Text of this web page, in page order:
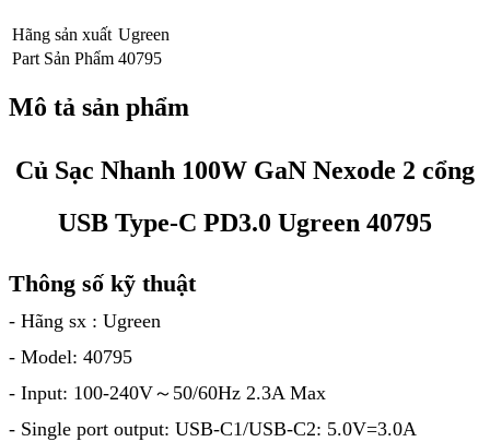
Hãng sản xuất Ugreen
Part Sản Phẩm 40795
Mô tả sản phẩm
Củ Sạc Nhanh 100W GaN Nexode 2 cổng
USB Type-C PD3.0 Ugreen 40795
Thông số kỹ thuật
- Hãng sx : Ugreen
- Model: 40795
- Input: 100-240V～50/60Hz 2.3A Max
- Single port output: USB-C1/USB-C2: 5.0V=3.0A